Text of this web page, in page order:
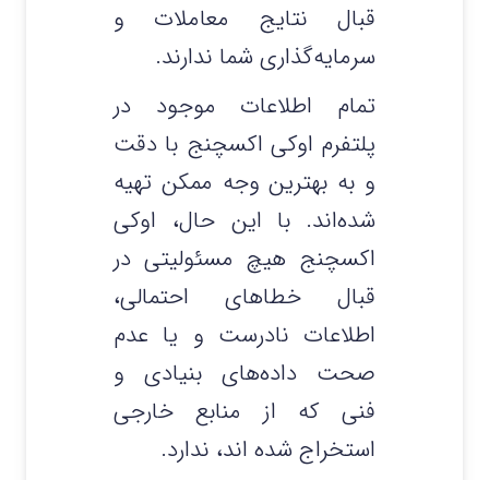
قبال نتایج معاملات و
سرمایه‌گذاری شما ندارند.
تمام اطلاعات موجود در
پلتفرم اوکی اکسچنج با دقت
و به بهترین وجه ممکن تهیه
شده‌اند. با این حال، اوکی
اکسچنج هیچ مسئولیتی در
قبال خطاهای احتمالی،
اطلاعات نادرست و یا عدم
صحت داده‌های بنیادی و
فنی که از منابع خارجی
استخراج شده‌ اند، ندارد.